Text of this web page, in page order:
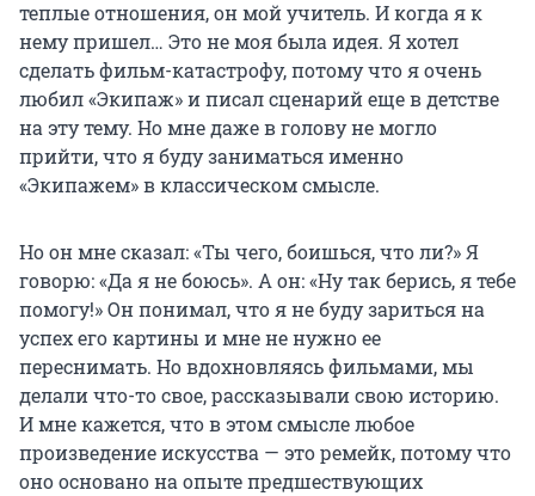
теплые отношения, он мой учитель. И когда я к
нему пришел… Это не моя была идея. Я хотел
сделать фильм-катастрофу, потому что я очень
любил «Экипаж» и писал сценарий еще в детстве
на эту тему. Но мне даже в голову не могло
прийти, что я буду заниматься именно
«Экипажем» в классическом смысле.
Но он мне сказал: «Ты чего, боишься, что ли?» Я
говорю: «Да я не боюсь». А он: «Ну так берись, я тебе
помогу!» Он понимал, что я не буду зариться на
успех его картины и мне не нужно ее
переснимать. Но вдохновляясь фильмами, мы
делали что-то свое, рассказывали свою историю.
И мне кажется, что в этом смысле любое
произведение искусства — это ремейк, потому что
оно основано на опыте предшествующих